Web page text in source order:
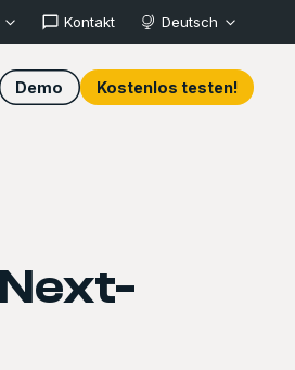
Kontakt Deutsch
Demo Kostenlos testen!